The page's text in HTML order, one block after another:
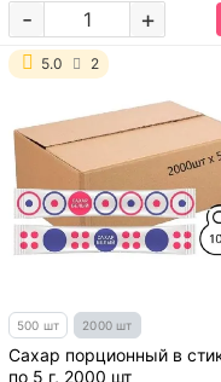
+
-
5.0 2
500 шт 2000 шт
Сахар порционный в
по 5 г, 2000 шт